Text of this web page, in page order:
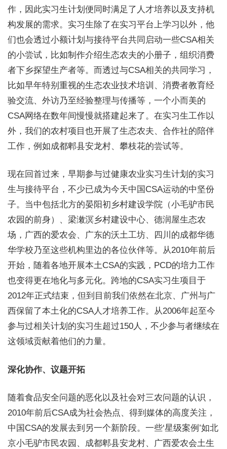
作，因此实习生计划便同时满足了人才培养以及支持机
构发展的需求。实习生除了在实习平台上学习以外，他
们也会透过小额计划与接待平台共同启动一些CSA相关
的小尝试，比如制作介绍生态农夫的小册子，组织消费
者下乡探望生产者等。而透过与CSA相关的共同学习，
比如早年特别重视的生态农业技术培训、消费者教育经
验交流、外访乃至经验整理与传播等，一个小而美的
CSA网络在数年间慢慢就搭建起来了。在实习生工作以
外，我们的农村项目也开展了生态农夫、合作社的陪伴
工作，例如成都郫县安龙村、攀枝花的尝试等。
现在回首过来，早期参与过健康农业实习生计划的实习
生与接待平台，不少已成为今天中国CSA运动的中坚份
子。当中包括北方的晏阳初乡村建设学院（小毛驴市民
农园的前身）、梁潄溟乡村建设中心、德润屋生态农
场，广西的爱农会、广东的沃土工坊、四川的成都华德
华学校乃至这些机构里边的各位伙伴等。从2010年前后
开始，随着各地开展本土CSA的实践，PCD的培力工作
也变得更在地化与多元化。跨地的CSA实习生项目于
2012年正式结束，但到目前我们依然在北京、广州与广
西保留了本土化的CSA人才培养工作。从2006年起至今
参与过相关计划的实习生超过150人，不少参与者继续在
这领域贡献着他们的力量。
深化协作、议题开拓
随着食品安全问题的恶化以及社会对三农问题的认识，
2010年前后CSA成为社会热点、得到媒体的高度关注，
中国CSA的发展去到另一个新阶段。一些‘星级案例’如北
京小毛驴市民农园、成都郫县安龙村、广西爱农会土生